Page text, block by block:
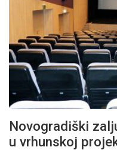
Novogradiški
u vrhunskoj